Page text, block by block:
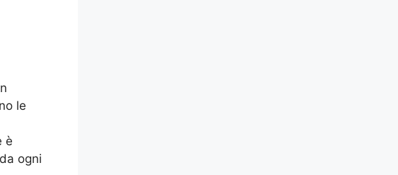
le
è
ogni